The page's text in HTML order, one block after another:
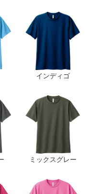
インディゴ
ミックスグレー